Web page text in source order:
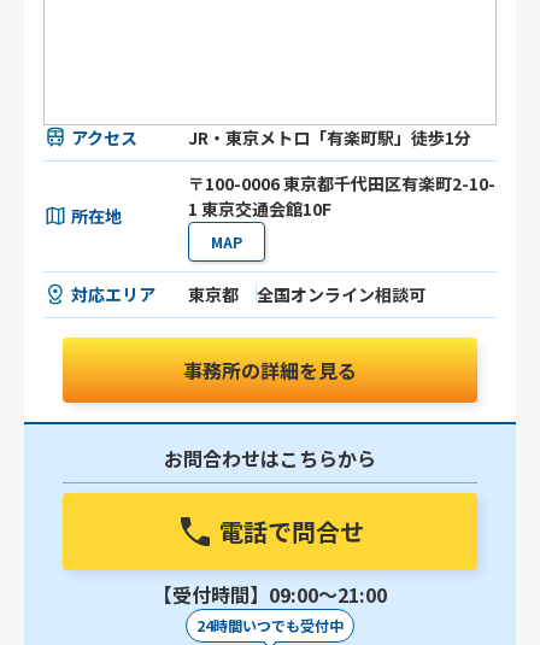
アクセス JR・東京メトロ「有楽町駅」徒歩1分
所在地
〒100-0006 東京都千代田区有楽町2-10-
1 東京交通会館10F
MAP
対応エリア 東京都 全国オンライン相談可
事務所の詳細を見る
お問合わせはこちらから
電話で問合せ
【受付時間】09:00〜21:00
24時間いつでも受付中